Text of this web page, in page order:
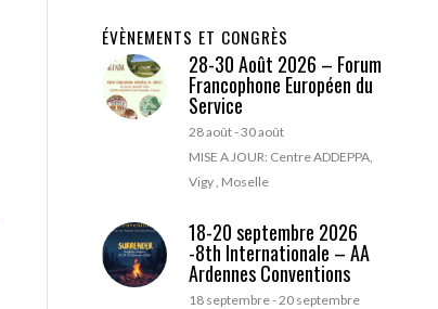
ÉVÈNEMENTS ET CONGRÈS
28-30 Août 2026 – Forum
Francophone Européen du
Service
28 août-30 août
MISE A JOUR: Centre ADDEPPA,
Vigy , Moselle
18-20 septembre 2026
-8th Internationale – AA
Ardennes Conventions
18 septembre-20 septembre